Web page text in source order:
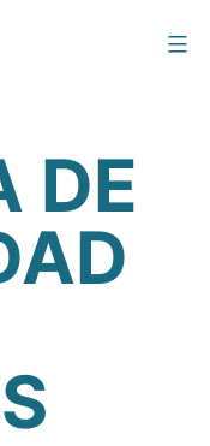
DE